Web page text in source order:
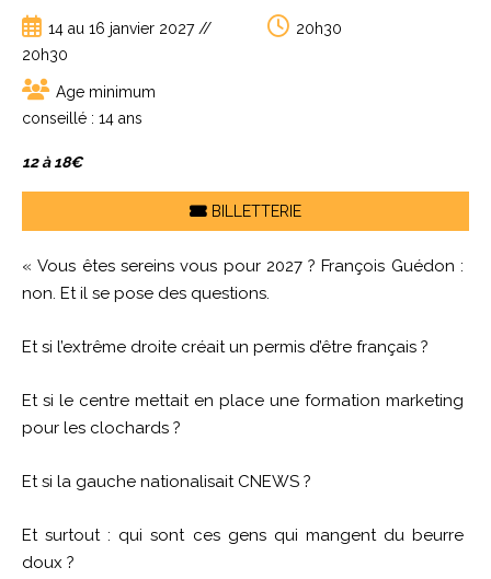
14 au 16 janvier 2027 //
20h30
20h30
Age minimum
conseillé : 14 ans
12 à 18€
BILLETTERIE
« Vous êtes sereins vous pour 2027 ? François Guédon :
non. Et il se pose des questions.
Et si l’extrême droite créait un permis d’être français ?
Et si le centre mettait en place une formation marketing
pour les clochards ?
Et si la gauche nationalisait CNEWS ?
Et surtout : qui sont ces gens qui mangent du beurre
doux ?